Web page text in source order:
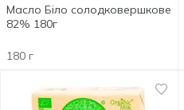
Масло Біло солодковершкове
82% 180г
180 г